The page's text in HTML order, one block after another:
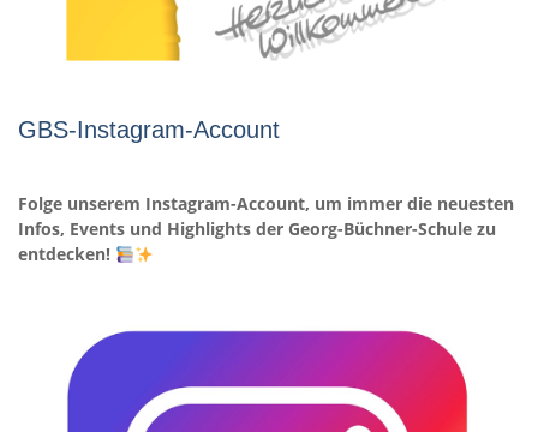
GBS-Instagram-Account
Folge unserem Instagram-Account, um immer die neuesten
Infos, Events und Highlights der Georg-Büchner-Schule zu
entdecken!